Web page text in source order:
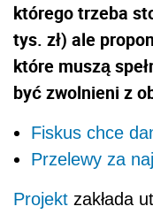
którego trzeba
tys. zł) ale
które muszą
być zwolnieni z
Fiskus chce
Przelewy za
Projekt zakłada